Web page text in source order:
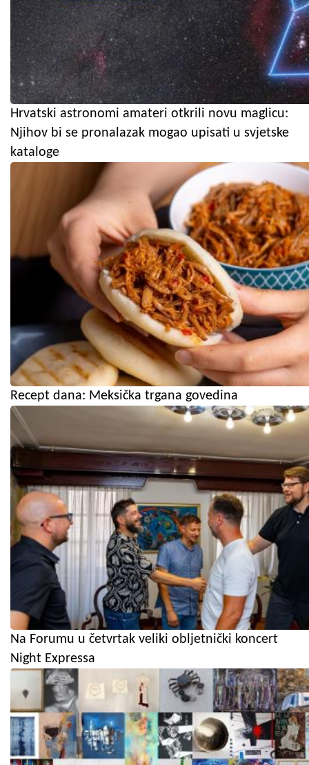
Hrvatski astronomi amateri otkrili novu maglicu:
Njihov bi se pronalazak mogao upisati u svjetske
kataloge
Recept dana: Meksička trgana govedina
Na Forumu u četvrtak veliki obljetnički koncert
Night Expressa